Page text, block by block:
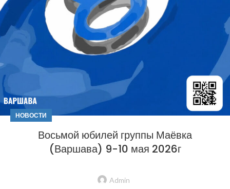
НОВОСТИ
Восьмой юбилей группы Маёвка
(Варшава) 9-10 мая 2026г
Admin